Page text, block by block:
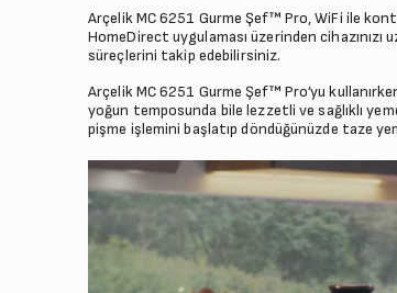
Arçelik MC 6251 Gurme Şef™ Pro, WiFi ile
HomeDirect uygulaması üzerinden
süreçlerini takip edebilirsiniz.
Arçelik MC 6251 Gurme Şef™ Pro’yu
yoğun temposunda bile lezzetli ve sağlıklı
pişme işlemini başlatıp döndüğünüzde taze